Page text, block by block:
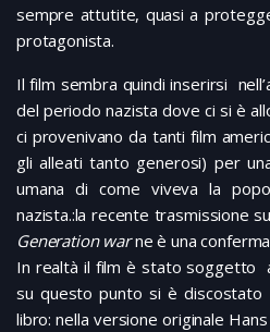
sempre attutite, quasi a
protagonista.
Il film sembra quindi inserirsi
del periodo nazista dove ci si è
ci provenivano da tanti film
gli alleati tanto generosi) per
umana di come viveva la
nazista.:la recente trasmissione
Generation warne è una
In realtà il film è stato soggetto
su questo punto si è
libro: nella versione originale